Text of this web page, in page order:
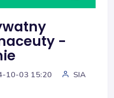
-
10-03 15:20
SIA